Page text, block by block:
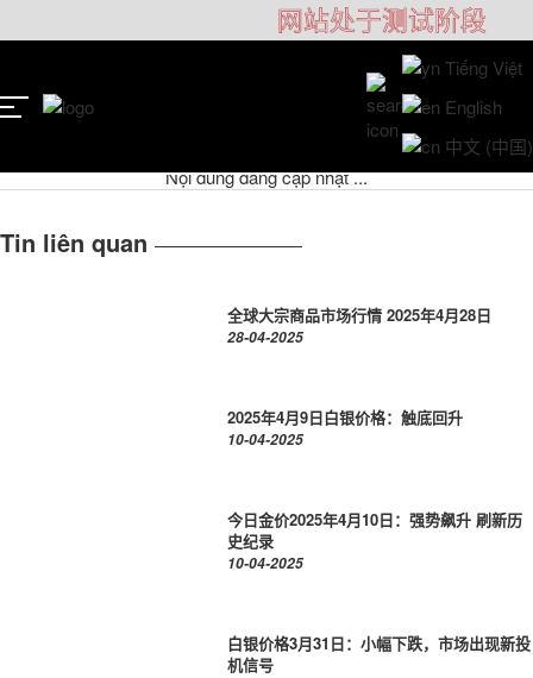
网站处于测试阶段
Tiếng Việt
English
中文 (中国)
红薯
Nội dung đang cập nhật ...
Tin liên quan
全球大宗商品市场行情 2025年4月28日
28-04-2025
2025年4月9日白银价格：触底回升
10-04-2025
今日金价2025年4月10日：强势飙升 刷新历
史纪录
10-04-2025
白银价格3月31日：小幅下跌，市场出现新投
机信号